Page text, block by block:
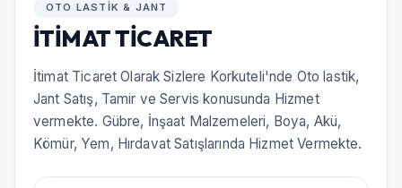
OTO LASTIK & JANT
İTİMAT TİCARET
İtimat Ticaret Olarak Sizlere Korkuteli'nde Oto lastik,
Jant Satış, Tamir ve Servis konusunda Hizmet
vermekte. Gübre, İnşaat Malzemeleri, Boya, Akü,
Kömür, Yem, Hırdavat Satışlarında Hizmet Vermekte.